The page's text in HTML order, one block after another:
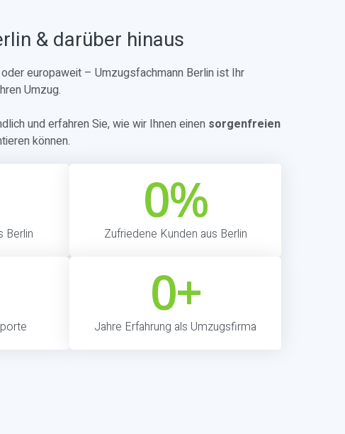
& darüber hinaus
europaweit – Umzugsfachmann Berlin ist Ihr
Umzug.
und erfahren Sie, wie wir Ihnen einen sorgenfreien
können.
Berlin Zufriedene Kunden aus Berlin
0%
Jahre Erfahrung als Umzugsfirma
0+